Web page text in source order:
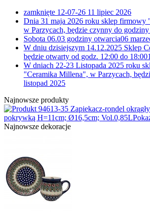
zamknięte 12-07-26 11 lipiec 2026
Dnia 31 maja 2026 roku sklep firmowy
w Parzycach, będzie czynny do
Sobota 06.03 godziny otwarcia06
W dniu dzisiejszym 14.12.2025 Sklep
będzie otwarty od godz. 12:00 do 18:00
W dniach 22-23 Listopada 2025 roku
"Ceramika Millena", w Parzycach,
listopad 2025
Najnowsze produkty
13-35 Zapiekacz-rondel
pokrywką H=11cm; Ø16,5cm; Vol.0,85L
Najnowsze dekoracje